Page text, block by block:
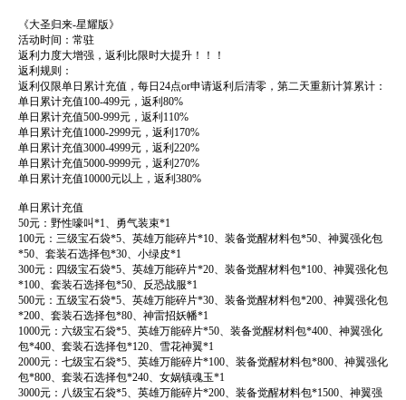
《大圣归来-星耀版》
活动时间：常驻
返利力度大增强，返利比限时大提升！！！
返利规则：
返利仅限单日累计充值，每日24点or申请返利后清零，第二天重新计算累计：
单日累计充值100-499元，返利80%
单日累计充值500-999元，返利110%
单日累计充值1000-2999元，返利170%
单日累计充值3000-4999元，返利220%
单日累计充值5000-9999元，返利270%
单日累计充值10000元以上，返利380%
单日累计充值
50元：野性嚎叫*1、勇气装束*1
100元：三级宝石袋*5、英雄万能碎片*10、装备觉醒材料包*50、神翼强化包
*50、套装石选择包*30、小绿皮*1
300元：四级宝石袋*5、英雄万能碎片*20、装备觉醒材料包*100、神翼强化包
*100、套装石选择包*50、反恐战服*1
500元：五级宝石袋*5、英雄万能碎片*30、装备觉醒材料包*200、神翼强化包
*200、套装石选择包*80、神雷招妖幡*1
1000元：六级宝石袋*5、英雄万能碎片*50、装备觉醒材料包*400、神翼强化
包*400、套装石选择包*120、雪花神翼*1
2000元：七级宝石袋*5、英雄万能碎片*100、装备觉醒材料包*800、神翼强化
包*800、套装石选择包*240、女娲镇魂玉*1
3000元：八级宝石袋*5、英雄万能碎片*200、装备觉醒材料包*1500、神翼强